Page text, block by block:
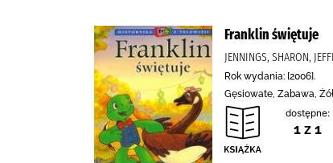
Franklin świętuje
JENNINGS, SHARON,
Rok wydania: [2006].
Gęsiowate, Zabawa,
dostępne:
1 z 1